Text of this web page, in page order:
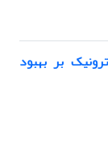
بر بهبود